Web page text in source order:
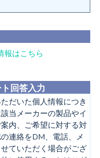
報はこちら
回答入力
だいた個人情報につき
当メーカーの製品やイ
内、ご希望に対する対
連絡をDM、電話、メ
ていただく場合がござ